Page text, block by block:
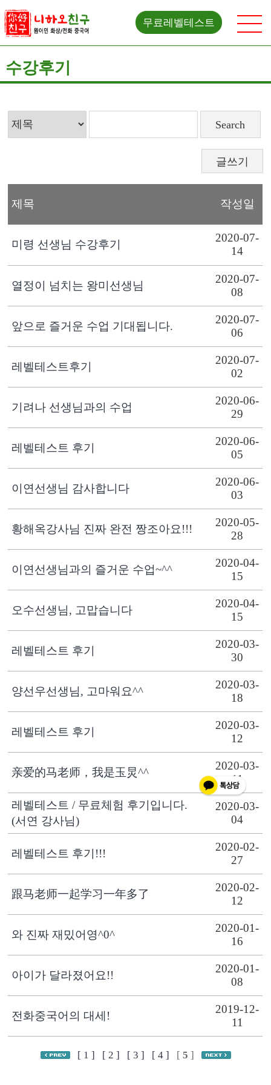
무료레벨테스트
수강후기
글쓰기
제목 작성일
미령 선생님 수강후기
2020-07-
14
열정이 넘치는 왕미선생님
2020-07-
08
앞으로 즐거운 수업 기대됩니다.
2020-07-
06
레벨테스트후기
2020-07-
02
기려나 선생님과의 수업
2020-06-
29
레벨테스트 후기
2020-06-
05
이연선생님 감사합니다
2020-06-
03
황해옥강사님 진짜 완전 짱조아요!!!
2020-05-
28
이연선생님과의 즐거운 수업~^^
2020-04-
15
오수선생님, 고맙습니다
2020-04-
15
레벨테스트 후기
2020-03-
30
양선우선생님, 고마워요^^
2020-03-
18
레벨테스트 후기
2020-03-
12
亲爱的马老师，我是玉炅^^
2020-03-
11
레벨테스트 / 무료체험 후기입니다.
(서연 강사님)
2020-03-
04
레벨테스트 후기!!!
2020-02-
27
跟马老师一起学习一年多了
2020-02-
12
와 진짜 재밌어영^0^
2020-01-
16
아이가 달라졌어요!!
2020-01-
08
전화중국어의 대세!
2019-12-
11
[ 1 ] [ 2 ] [ 3 ] [ 4 ] [ 5 ]